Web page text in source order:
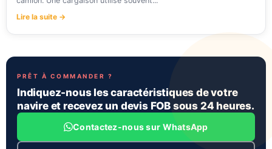
Lire la suite →
PRÊT À COMMANDER ?
Indiquez-nous les caractéristiques de votre
navire et recevez un devis FOB sous 24 heures.
Contactez-nous sur WhatsApp